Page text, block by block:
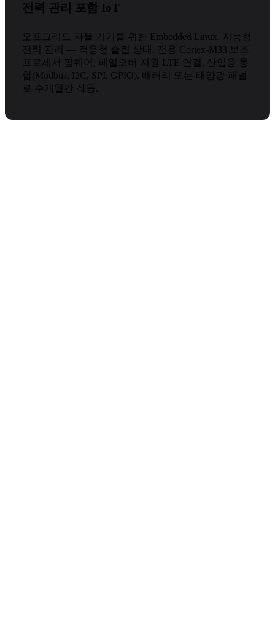
전력 관리 포함 IoT
오프그리드 자율 기기를 위한 Embedded Linux. 지능형
전력 관리 — 적응형 슬립 상태, 전용 Cortex-M33 보조
프로세서 펌웨어, 페일오버 지원 LTE 연결, 산업용 통
합(Modbus, I2C, SPI, GPIO). 배터리 또는 태양광 패널
로 수개월간 작동.